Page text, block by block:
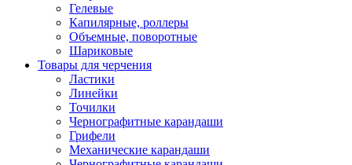
Гелевые
Капилярные, роллеры
Объемные, поворотные
Шариковые
Товары для черчения
Ластики
Линейки
Точилки
Чернографитные карандаши
Грифели
Механические карандаши